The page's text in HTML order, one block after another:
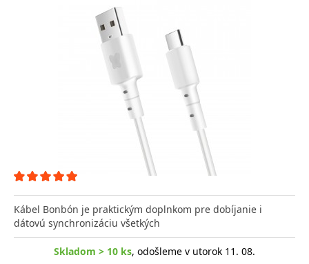
Kábel Bonbón je praktickým doplnkom pre dobíjanie i
dátovú synchronizáciu všetkých
Skladom > 10 ks, odošleme v utorok 11. 08.